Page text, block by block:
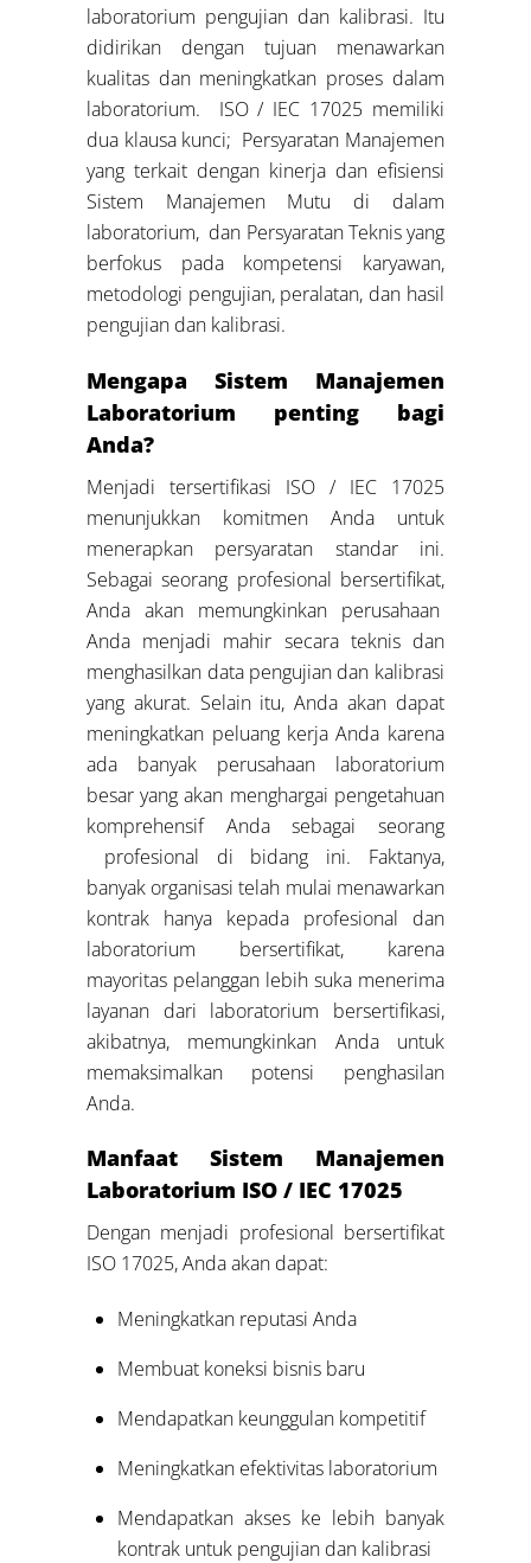
laboratorium pengujian dan kalibrasi. Itu
didirikan dengan tujuan menawarkan
kualitas dan meningkatkan proses dalam
laboratorium. ISO / IEC 17025 memiliki
dua klausa kunci; Persyaratan Manajemen
yang terkait dengan kinerja dan efisiensi
Sistem Manajemen Mutu di dalam
laboratorium, dan Persyaratan Teknis yang
berfokus pada kompetensi karyawan,
metodologi pengujian, peralatan, dan hasil
pengujian dan kalibrasi.
Mengapa Sistem Manajemen
Laboratorium penting bagi
Anda?
Menjadi tersertifikasi ISO / IEC 17025
menunjukkan komitmen Anda untuk
menerapkan persyaratan standar ini.
Sebagai seorang profesional bersertifikat,
Anda akan memungkinkan perusahaan
Anda menjadi mahir secara teknis dan
menghasilkan data pengujian dan kalibrasi
yang akurat. Selain itu, Anda akan dapat
meningkatkan peluang kerja Anda karena
ada banyak perusahaan laboratorium
besar yang akan menghargai pengetahuan
komprehensif Anda sebagai seorang
profesional di bidang ini. Faktanya,
banyak organisasi telah mulai menawarkan
kontrak hanya kepada profesional dan
laboratorium bersertifikat, karena
mayoritas pelanggan lebih suka menerima
layanan dari laboratorium bersertifikasi,
akibatnya, memungkinkan Anda untuk
memaksimalkan potensi penghasilan
Anda.
Manfaat Sistem Manajemen
Laboratorium ISO / IEC 17025
Dengan menjadi profesional bersertifikat
ISO 17025, Anda akan dapat:
Meningkatkan reputasi Anda
Membuat koneksi bisnis baru
Mendapatkan keunggulan kompetitif
Meningkatkan efektivitas laboratorium
Mendapatkan akses ke lebih banyak
kontrak untuk pengujian dan kalibrasi